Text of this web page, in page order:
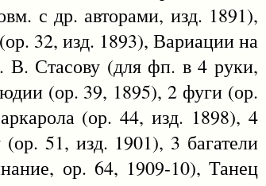
с др. авторами, изд. 1891),
32, изд. 1893), Вариации на
В. Стасову (для фп. в 4 руки,
(ор. 39, 1895), 2 фуги (ор.
(ор. 44, изд. 1898), 4
51, изд. 1901), 3 багатели
ор. 64, 1909-10), Танец